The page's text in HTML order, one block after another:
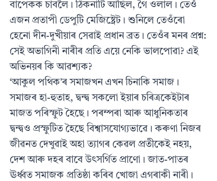
বাপেকক চাবলৈ। ঠিকনাটি আছিল, গৈ ওলাল। তেওঁ
এজন প্ৰতাপী ডেপুটি মেজিষ্ট্ৰেট। শুনিলে তেওঁৰো
হেনো দীন-দুখীয়াৰ সেৱাই প্ৰধান ব্ৰত। তেওঁৰ মনৰ প্ৰশ্ন:
সেই অভাগিনী নাৰীৰ প্ৰতি এয়ে নেকি ভালপোৱা? এই
অভিনয়ৰ কি আৱশ্যক?
‘আকুল পথিক’ৰ সমাজখন এখন চিনাকি সমাজ।
সমাজৰ হা-হুতাহ, দ্বন্দ্ব সকলো ইয়াৰ চৰিত্ৰকেইটাৰ
মাজত পৰিস্ফুট হৈছে। পৰম্পৰা আৰু আধুনিকতাৰ
দ্বন্দ্বও প্ৰস্ফুটিত হৈছে বিশ্বাসযোগ্যভাৱে। কৰুণা নিজৰ
জীৱনত দেখুৱাই অহা ত্যাগৰ কেৱল প্ৰতীকেই নহয়,
দেশ আৰু দহৰ বাবে উৎসৰ্গিত প্ৰাণো। জাত-পাতৰ
ঊৰ্ধ্বত সমাজক প্ৰতিষ্ঠা কৰিব খোজা এগৰাকী নাৰী।